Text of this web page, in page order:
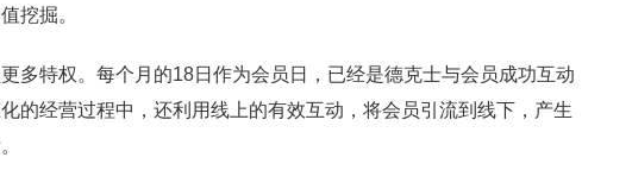
挖掘。
多特权。每个月的18日作为会员日，已经是德克士与会员成功互动
的经营过程中，还利用线上的有效互动，将会员引流到线下，产生